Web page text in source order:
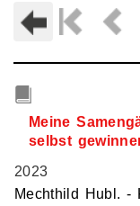
Meine
selbst
2023
Mechthild Hubl. -